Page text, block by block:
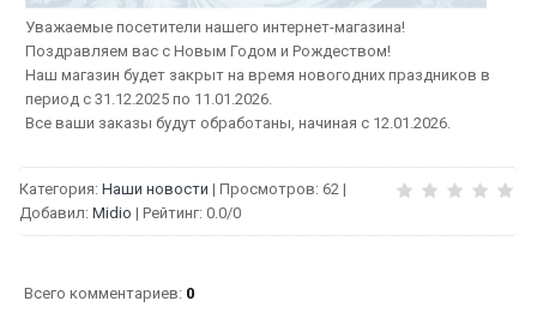
Уважаемые посетители нашего интернет-магазина!
Поздравляем вас с Новым Годом и Рождеством!
Наш магазин будет закрыт на время новогодних праздников в
период с 31.12.2025 по 11.01.2026.
Все ваши заказы будут обработаны, начиная с 12.01.2026.
Категория: Наши новости | Просмотров: 62 |
Добавил: Midio | Рейтинг: 0.0/0
Всего комментариев: 0